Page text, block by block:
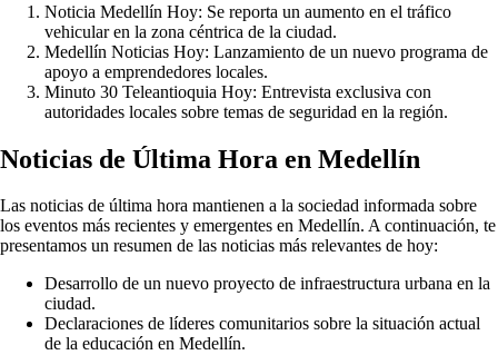
Noticia Medellín Hoy: Se reporta un aumento en el tráfico
vehicular en la zona céntrica de la ciudad.
Medellín Noticias Hoy: Lanzamiento de un nuevo programa de
apoyo a emprendedores locales.
Minuto 30 Teleantioquia Hoy: Entrevista exclusiva con
autoridades locales sobre temas de seguridad en la región.
Noticias de Última Hora en Medellín
Las noticias de última hora mantienen a la sociedad informada sobre
los eventos más recientes y emergentes en Medellín. A continuación, te
presentamos un resumen de las noticias más relevantes de hoy:
Desarrollo de un nuevo proyecto de infraestructura urbana en la
ciudad.
Declaraciones de líderes comunitarios sobre la situación actual
de la educación en Medellín.